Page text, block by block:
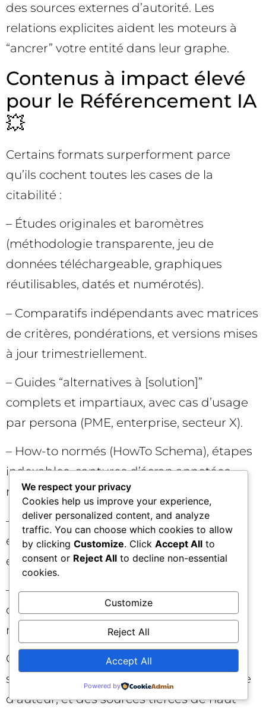
des sources externes d’autorité. Les
relations explicites aident les moteurs à
“ancrer” votre entité dans leur graphe.
Contenus à impact élevé
pour le Référencement IA
💥
Certains formats surperforment parce
qu’ils cochent toutes les cases de la
citabilité :
– Études originales et baromètres
(méthodologie transparente, jeu de
données téléchargeable, graphiques
réutilisables, datés et numérotés).
– Comparatifs indépendants avec matrices
de critères, pondérations, et versions mises
à jour trimestriellement.
– Guides “alternatives à [solution]”
complets et impartiaux, avec cas d’usage
par persona (PME, enterprise, secteur X).
– How-to normés (HowTo Schema), étapes
indexables, captures d’écran annotées,
risques et plans de remédiation.
– Outils et calculateurs gratuits (ROI, TCO,
empreinte carbone, capacité),
embeddables et documentés.
– Glossaires sectoriels avec définitions
courtes + développements détaillés,
maillés en interne.
Chaque format doit posséder une URL
stable, une date de version, une signature
d’auteur, et des sources tierces de haut
We respect your privacy
Cookies help us improve your experience,
deliver personalized content, and analyze
traffic. You can choose which cookies to allow
by clicking Customize. Click Accept All to
consent or Reject All to decline non-essential
cookies.
Customize
Reject All
Accept All
Powered by